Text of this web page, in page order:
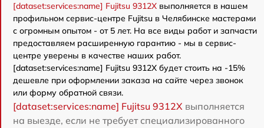
[dataset:services:name] Fujitsu 9312X выполняется в нашем
профильном сервис-центре Fujitsu в Челябинске мастерами
с огромным опытом - от 5 лет. На все виды работ и запчасти
предоставляем расширенную гарантию - мы в сервис-
центре уверены в качестве наших работ.
[dataset:services:name] Fujitsu 9312X будет стоить на -15%
дешевле при оформлении заказа на сайте через звонок
или форму обратной связи.
[dataset:services:name] Fujitsu 9312X выполняется
на выезде, если не требует специализированного